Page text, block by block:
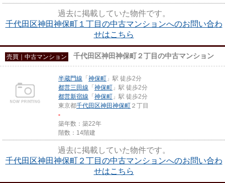
過去に掲載していた物件です。
千代田区神田神保町１丁目の中古マンションへのお問い合わ
せはこちら
売買｜中古マンション 千代田区神田神保町２丁目の中古マンション
半蔵門線 「神保町 」駅 徒歩2分
都営三田線 「神保町 」駅 徒歩2分
都営新宿線 「神保町 」駅 徒歩2分
東京都千代田区神田神保町 ２丁目
-
築年数：築22年
階数：14階建
過去に掲載していた物件です。
千代田区神田神保町２丁目の中古マンションへのお問い合わ
せはこちら